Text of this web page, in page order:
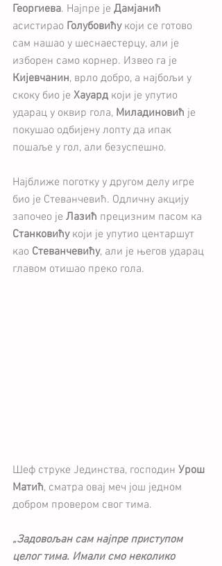
Георгиева. Најпре је Дамјанић
асистирао Голубовићу који се готово
сам нашао у шеснаестерцу, али је
изборен само корнер. Извео га је
Кијевчанин, врло добро, а најбољи у
скоку био је Хауард који је упутио
ударац у оквир гола, Миладиновић је
покушао одбијену лопту да ипак
пошаље у гол, али безуспешно.
Најближе поготку у другом делу игре
био је Стеванчевић. Одличну акцију
започео је Лазић прецизним пасом ка
Станковићу који је упутио центаршут
као Стеванчевићу, али је његов ударац
главом отишао преко гола.
Шеф струке Јединства, господин Урош
Матић, сматра овај меч још једном
добром провером свог тима.
„Задовољан сам најпре приступом
целог тима. Имали смо неколико